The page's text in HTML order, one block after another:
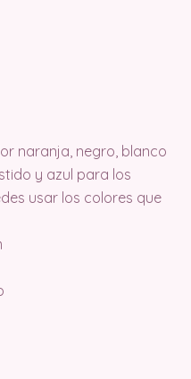
naranja, negro, blanco
y azul para los
usar los colores que